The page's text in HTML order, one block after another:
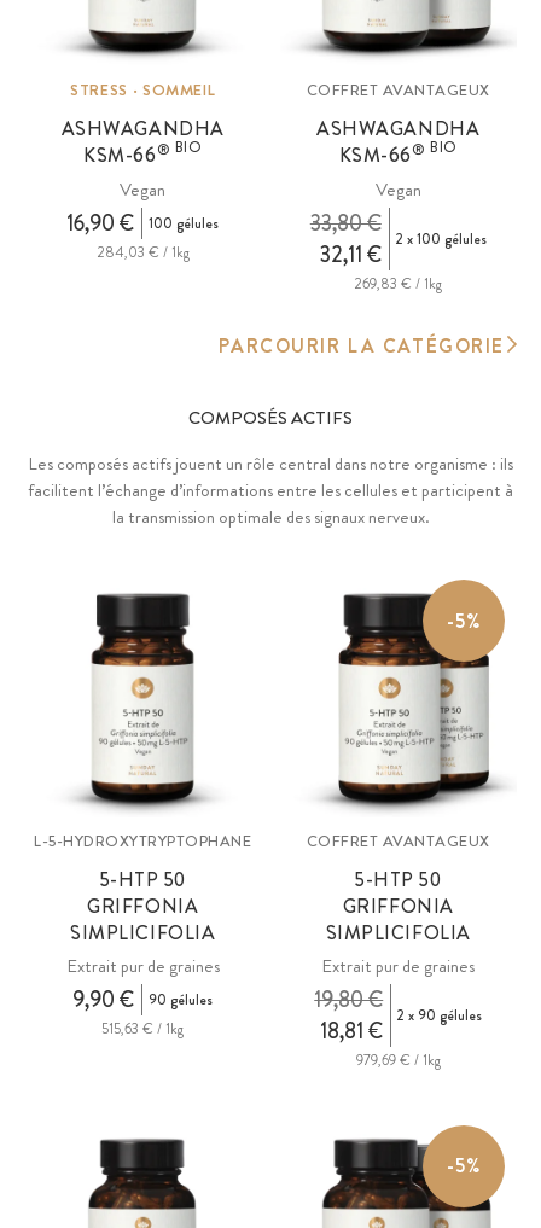
STRESS · SOMMEIL
ASHWAGANDHA
KSM-66® BIO
Vegan
16,90 €
100 gélules
284,03 € / 1kg
COFFRET AVANTAGEUX
ASHWAGANDHA
KSM-66® BIO
Vegan
32,11 €
33,80 € 2 x 100 gélules
269,83 € / 1kg
PARCOURIR LA CATÉGORIE
COMPOSÉS ACTIFS
Les composés actifs jouent un rôle central dans notre organisme : ils
facilitent l’échange d’informations entre les cellules et participent à
la transmission optimale des signaux nerveux.
contenant du CBD, le GABA ou encore la mélatonine s’inscrivent
également dans cette catégorie essentielle.
Ils agissent en synergie pour soutenir des fonctions clés comme la
régulation de l’humeur, le sommeil ou la gestion du stress.
L-5-HYDROXYTRYPTOPHANE
5-HTP 50
GRIFFONIA
SIMPLICIFOLIA
Extrait pur de graines
9,90 €
90 gélules
515,63 € / 1kg
-5%
COFFRET AVANTAGEUX
5-HTP 50
GRIFFONIA
SIMPLICIFOLIA
Extrait pur de graines
18,81 €
19,80 € 2 x 90 gélules
979,69 € / 1kg
-5%